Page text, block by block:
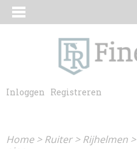
Inloggen Registreren
Home>Ruiter>Rijhelmen >